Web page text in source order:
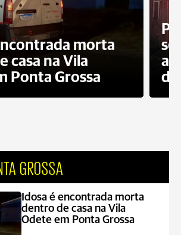
morta
casa na Vila
Ponta Grossa
do
GROSSA
Idosa é encontrada morta
dentro de casa na Vila
Odete em Ponta Grossa